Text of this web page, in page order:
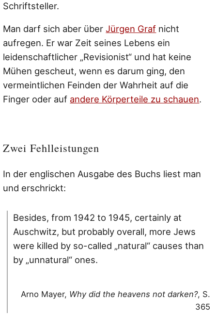
Schriftsteller.
Man darf sich aber überJürgen Graf nicht
aufregen. Er war Zeit seines Lebens ein
leidenschaftlicher „Revisionist“ und hat keine
Mühen gescheut, wenn es darum ging, den
vermeintlichen Feinden der Wahrheit auf die
Finger oder auf andere Körperteile zu schauen.
Zwei Fehlleistungen
In der englischen Ausgabe des Buchs liest man
und erschrickt:
Besides, from 1942 to 1945, certainly at
Auschwitz, but probably overall, more Jews
were killed by so-called „natural“ causes than
by „unnatural“ ones.
Arno Mayer, Why did the heavens not darken?, S.
365